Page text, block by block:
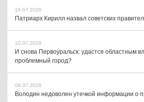
16.07.2026
Патриарх Кирилл назвал советских
10.07.2026
И снова Первоуральск: удастся областным
проблемный город?
08.07.2026
Володин недоволен утечкой информации о